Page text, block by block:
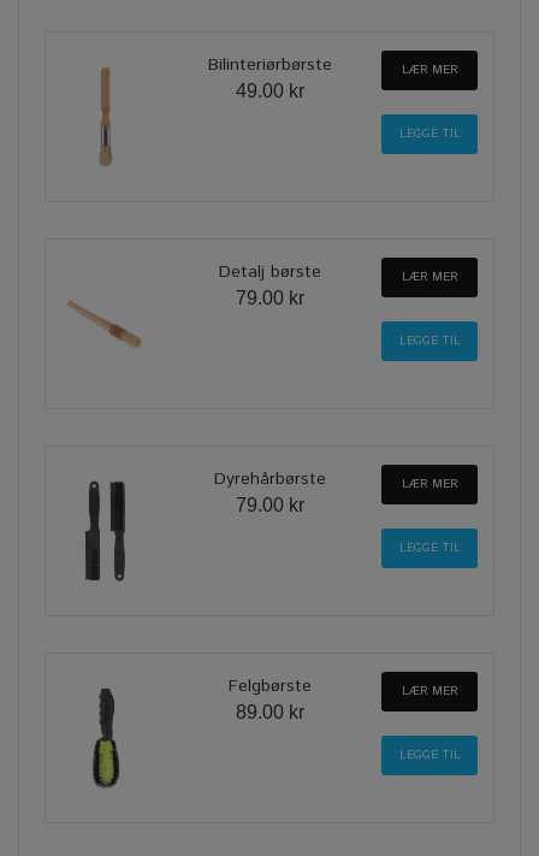
Bilinteriørbørste
49.00 kr
LÆR MER
Detalj børste
79.00 kr
LÆR MER
Dyrehårbørste
79.00 kr
LÆR MER
Felgbørste
89.00 kr
LÆR MER